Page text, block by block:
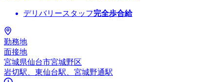
デリバリースタッフ完全歩合給
勤務地
面接地
宮城県仙台市宮城野区
岩切駅、東仙台駅、宮城野通駅